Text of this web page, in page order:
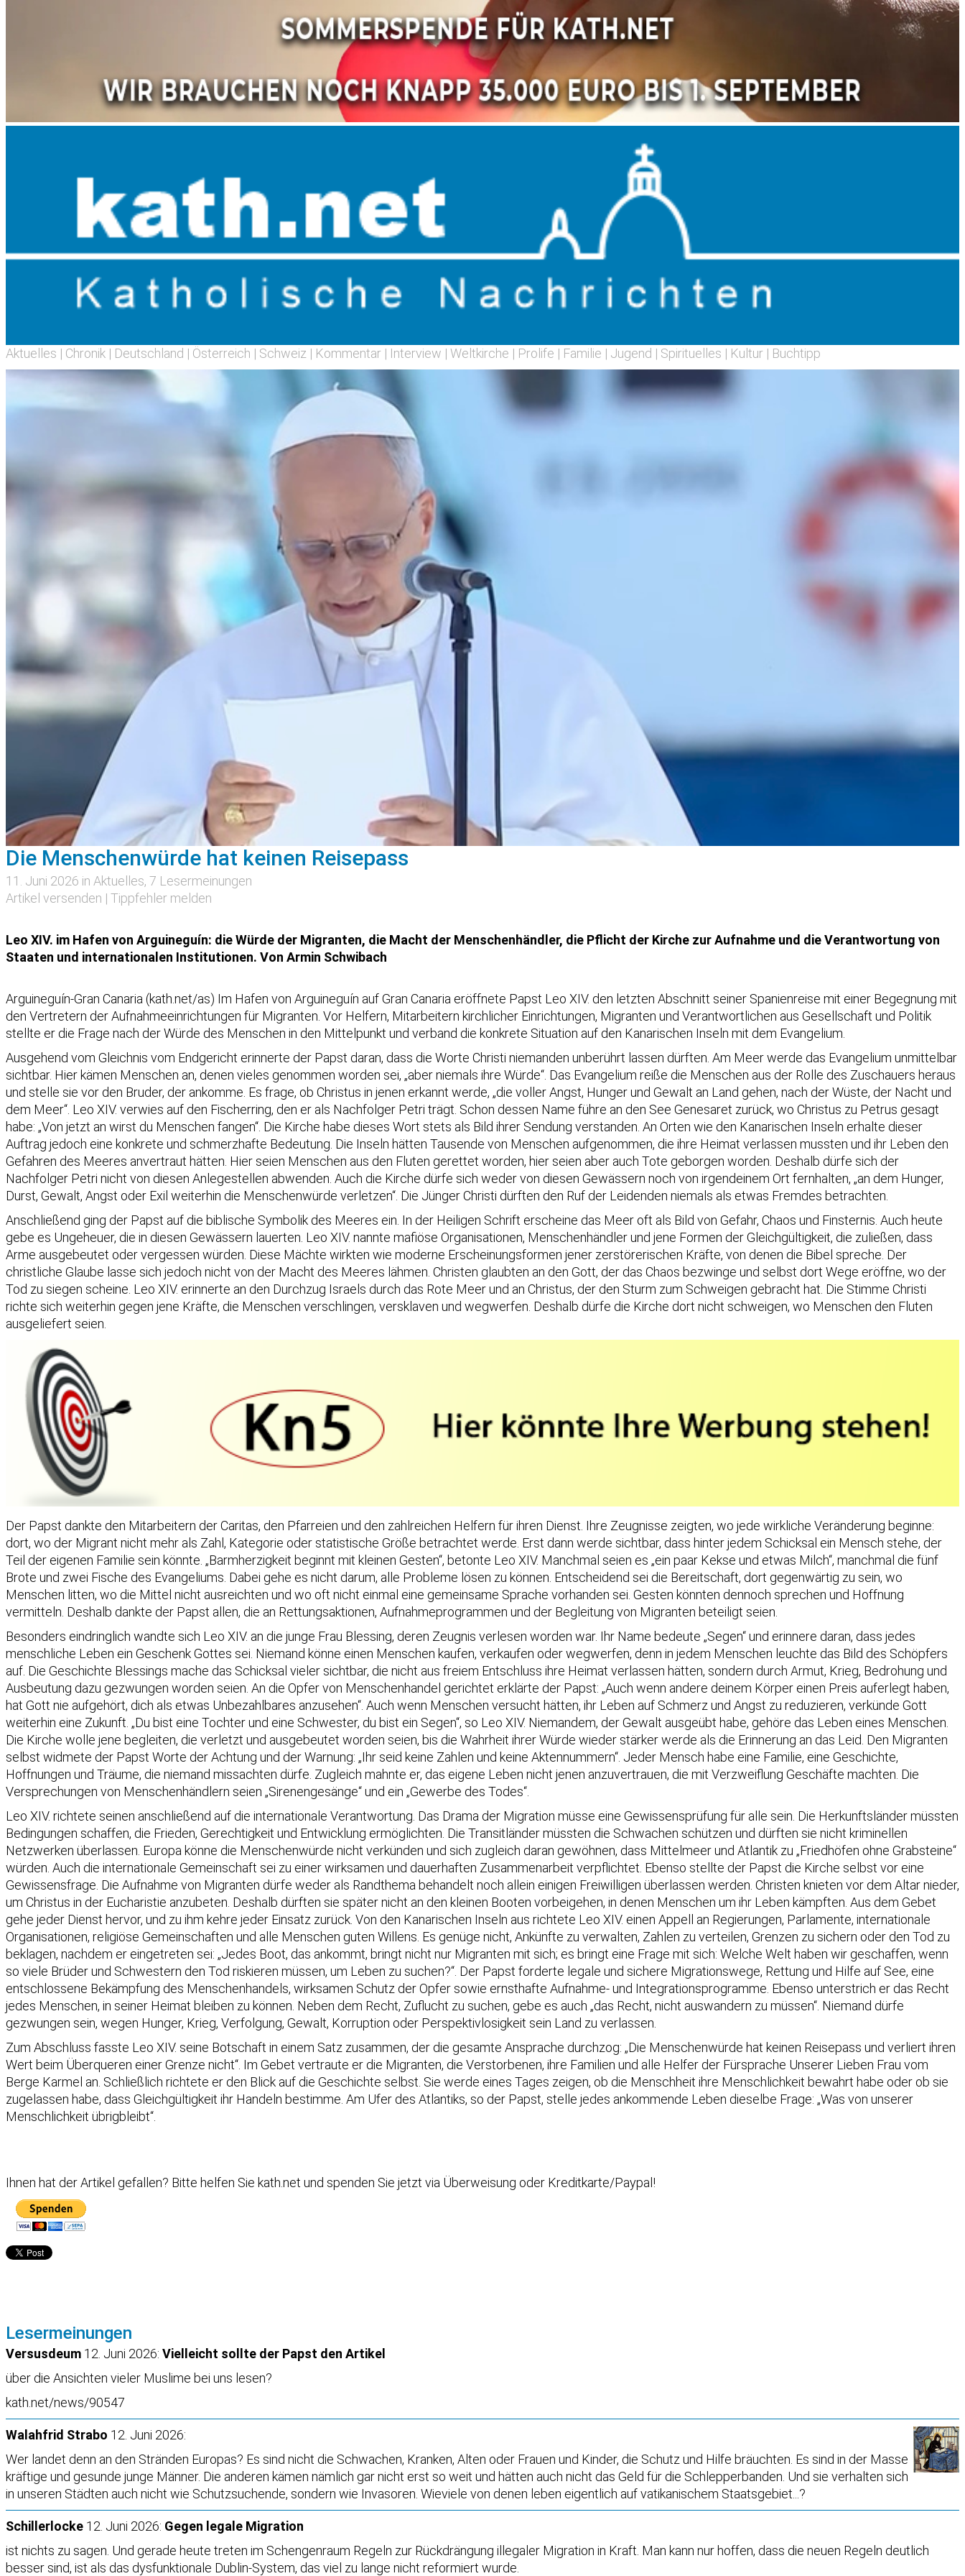
Aktuelles | Chronik | Deutschland | Österreich | Schweiz | Kommentar | Interview | Weltkirche | Prolife | Familie | Jugend | Spirituelles | Kultur | Buchtipp
Die Menschenwürde hat keinen Reisepass
11. Juni 2026 in Aktuelles, 7 Lesermeinungen
Artikel versenden | Tippfehler melden
Leo XIV. im Hafen von Arguineguín: die Würde der Migranten, die Macht der Menschenhändler, die Pflicht der Kirche zur Aufnahme und die Verantwortung von
Staaten und internationalen Institutionen. Von Armin Schwibach
Arguineguín-Gran Canaria (kath.net/as) Im Hafen von Arguineguín auf Gran Canaria eröffnete Papst Leo XIV. den letzten Abschnitt seiner Spanienreise mit einer Begegnung mit
den Vertretern der Aufnahmeeinrichtungen für Migranten. Vor Helfern, Mitarbeitern kirchlicher Einrichtungen, Migranten und Verantwortlichen aus Gesellschaft und Politik
stellte er die Frage nach der Würde des Menschen in den Mittelpunkt und verband die konkrete Situation auf den Kanarischen Inseln mit dem Evangelium.
Ausgehend vom Gleichnis vom Endgericht erinnerte der Papst daran, dass die Worte Christi niemanden unberührt lassen dürften. Am Meer werde das Evangelium unmittelbar
sichtbar. Hier kämen Menschen an, denen vieles genommen worden sei, „aber niemals ihre Würde“. Das Evangelium reiße die Menschen aus der Rolle des Zuschauers heraus
und stelle sie vor den Bruder, der ankomme. Es frage, ob Christus in jenen erkannt werde, „die voller Angst, Hunger und Gewalt an Land gehen, nach der Wüste, der Nacht und
dem Meer“. Leo XIV. verwies auf den Fischerring, den er als Nachfolger Petri trägt. Schon dessen Name führe an den See Genesaret zurück, wo Christus zu Petrus gesagt
habe: „Von jetzt an wirst du Menschen fangen“. Die Kirche habe dieses Wort stets als Bild ihrer Sendung verstanden. An Orten wie den Kanarischen Inseln erhalte dieser
Auftrag jedoch eine konkrete und schmerzhafte Bedeutung. Die Inseln hätten Tausende von Menschen aufgenommen, die ihre Heimat verlassen mussten und ihr Leben den
Gefahren des Meeres anvertraut hätten. Hier seien Menschen aus den Fluten gerettet worden, hier seien aber auch Tote geborgen worden. Deshalb dürfe sich der
Nachfolger Petri nicht von diesen Anlegestellen abwenden. Auch die Kirche dürfe sich weder von diesen Gewässern noch von irgendeinem Ort fernhalten, „an dem Hunger,
Durst, Gewalt, Angst oder Exil weiterhin die Menschenwürde verletzen“. Die Jünger Christi dürften den Ruf der Leidenden niemals als etwas Fremdes betrachten.
Anschließend ging der Papst auf die biblische Symbolik des Meeres ein. In der Heiligen Schrift erscheine das Meer oft als Bild von Gefahr, Chaos und Finsternis. Auch heute
gebe es Ungeheuer, die in diesen Gewässern lauerten. Leo XIV. nannte mafiöse Organisationen, Menschenhändler und jene Formen der Gleichgültigkeit, die zuließen, dass
Arme ausgebeutet oder vergessen würden. Diese Mächte wirkten wie moderne Erscheinungsformen jener zerstörerischen Kräfte, von denen die Bibel spreche. Der
christliche Glaube lasse sich jedoch nicht von der Macht des Meeres lähmen. Christen glaubten an den Gott, der das Chaos bezwinge und selbst dort Wege eröffne, wo der
Tod zu siegen scheine. Leo XIV. erinnerte an den Durchzug Israels durch das Rote Meer und an Christus, der den Sturm zum Schweigen gebracht hat. Die Stimme Christi
richte sich weiterhin gegen jene Kräfte, die Menschen verschlingen, versklaven und wegwerfen. Deshalb dürfe die Kirche dort nicht schweigen, wo Menschen den Fluten
ausgeliefert seien.
Der Papst dankte den Mitarbeitern der Caritas, den Pfarreien und den zahlreichen Helfern für ihren Dienst. Ihre Zeugnisse zeigten, wo jede wirkliche Veränderung beginne:
dort, wo der Migrant nicht mehr als Zahl, Kategorie oder statistische Größe betrachtet werde. Erst dann werde sichtbar, dass hinter jedem Schicksal ein Mensch stehe, der
Teil der eigenen Familie sein könnte. „Barmherzigkeit beginnt mit kleinen Gesten“, betonte Leo XIV. Manchmal seien es „ein paar Kekse und etwas Milch“, manchmal die fünf
Brote und zwei Fische des Evangeliums. Dabei gehe es nicht darum, alle Probleme lösen zu können. Entscheidend sei die Bereitschaft, dort gegenwärtig zu sein, wo
Menschen litten, wo die Mittel nicht ausreichten und wo oft nicht einmal eine gemeinsame Sprache vorhanden sei. Gesten könnten dennoch sprechen und Hoffnung
vermitteln. Deshalb dankte der Papst allen, die an Rettungsaktionen, Aufnahmeprogrammen und der Begleitung von Migranten beteiligt seien.
Besonders eindringlich wandte sich Leo XIV. an die junge Frau Blessing, deren Zeugnis verlesen worden war. Ihr Name bedeute „Segen“ und erinnere daran, dass jedes
menschliche Leben ein Geschenk Gottes sei. Niemand könne einen Menschen kaufen, verkaufen oder wegwerfen, denn in jedem Menschen leuchte das Bild des Schöpfers
auf. Die Geschichte Blessings mache das Schicksal vieler sichtbar, die nicht aus freiem Entschluss ihre Heimat verlassen hätten, sondern durch Armut, Krieg, Bedrohung und
Ausbeutung dazu gezwungen worden seien. An die Opfer von Menschenhandel gerichtet erklärte der Papst: „Auch wenn andere deinem Körper einen Preis auferlegt haben,
hat Gott nie aufgehört, dich als etwas Unbezahlbares anzusehen“. Auch wenn Menschen versucht hätten, ihr Leben auf Schmerz und Angst zu reduzieren, verkünde Gott
weiterhin eine Zukunft. „Du bist eine Tochter und eine Schwester, du bist ein Segen“, so Leo XIV. Niemandem, der Gewalt ausgeübt habe, gehöre das Leben eines Menschen.
Die Kirche wolle jene begleiten, die verletzt und ausgebeutet worden seien, bis die Wahrheit ihrer Würde wieder stärker werde als die Erinnerung an das Leid. Den Migranten
selbst widmete der Papst Worte der Achtung und der Warnung: „Ihr seid keine Zahlen und keine Aktennummern“. Jeder Mensch habe eine Familie, eine Geschichte,
Hoffnungen und Träume, die niemand missachten dürfe. Zugleich mahnte er, das eigene Leben nicht jenen anzuvertrauen, die mit Verzweiflung Geschäfte machten. Die
Versprechungen von Menschenhändlern seien „Sirenengesänge“ und ein „Gewerbe des Todes“.
Leo XIV. richtete seinen anschließend auf die internationale Verantwortung. Das Drama der Migration müsse eine Gewissensprüfung für alle sein. Die Herkunftsländer müssten
Bedingungen schaffen, die Frieden, Gerechtigkeit und Entwicklung ermöglichten. Die Transitländer müssten die Schwachen schützen und dürften sie nicht kriminellen
Netzwerken überlassen. Europa könne die Menschenwürde nicht verkünden und sich zugleich daran gewöhnen, dass Mittelmeer und Atlantik zu „Friedhöfen ohne Grabsteine“
würden. Auch die internationale Gemeinschaft sei zu einer wirksamen und dauerhaften Zusammenarbeit verpflichtet. Ebenso stellte der Papst die Kirche selbst vor eine
Gewissensfrage. Die Aufnahme von Migranten dürfe weder als Randthema behandelt noch allein einigen Freiwilligen überlassen werden. Christen knieten vor dem Altar nieder,
um Christus in der Eucharistie anzubeten. Deshalb dürften sie später nicht an den kleinen Booten vorbeigehen, in denen Menschen um ihr Leben kämpften. Aus dem Gebet
gehe jeder Dienst hervor, und zu ihm kehre jeder Einsatz zurück. Von den Kanarischen Inseln aus richtete Leo XIV. einen Appell an Regierungen, Parlamente, internationale
Organisationen, religiöse Gemeinschaften und alle Menschen guten Willens. Es genüge nicht, Ankünfte zu verwalten, Zahlen zu verteilen, Grenzen zu sichern oder den Tod zu
beklagen, nachdem er eingetreten sei: „Jedes Boot, das ankommt, bringt nicht nur Migranten mit sich; es bringt eine Frage mit sich: Welche Welt haben wir geschaffen, wenn
so viele Brüder und Schwestern den Tod riskieren müssen, um Leben zu suchen?“. Der Papst forderte legale und sichere Migrationswege, Rettung und Hilfe auf See, eine
entschlossene Bekämpfung des Menschenhandels, wirksamen Schutz der Opfer sowie ernsthafte Aufnahme- und Integrationsprogramme. Ebenso unterstrich er das Recht
jedes Menschen, in seiner Heimat bleiben zu können. Neben dem Recht, Zuflucht zu suchen, gebe es auch „das Recht, nicht auswandern zu müssen“. Niemand dürfe
gezwungen sein, wegen Hunger, Krieg, Verfolgung, Gewalt, Korruption oder Perspektivlosigkeit sein Land zu verlassen.
Zum Abschluss fasste Leo XIV. seine Botschaft in einem Satz zusammen, der die gesamte Ansprache durchzog: „Die Menschenwürde hat keinen Reisepass und verliert ihren
Wert beim Überqueren einer Grenze nicht“. Im Gebet vertraute er die Migranten, die Verstorbenen, ihre Familien und alle Helfer der Fürsprache Unserer Lieben Frau vom
Berge Karmel an. Schließlich richtete er den Blick auf die Geschichte selbst. Sie werde eines Tages zeigen, ob die Menschheit ihre Menschlichkeit bewahrt habe oder ob sie
zugelassen habe, dass Gleichgültigkeit ihr Handeln bestimme. Am Ufer des Atlantiks, so der Papst, stelle jedes ankommende Leben dieselbe Frage: „Was von unserer
Menschlichkeit übrigbleibt“.
Ihnen hat der Artikel gefallen? Bitte helfen Sie kath.net und spenden Sie jetzt via Überweisung oder Kreditkarte/Paypal!
Lesermeinungen
Versusdeum 12. Juni 2026: Vielleicht sollte der Papst den Artikel
über die Ansichten vieler Muslime bei uns lesen?
kath.net/news/90547
Walahfrid Strabo 12. Juni 2026:
Wer landet denn an den Stränden Europas? Es sind nicht die Schwachen, Kranken, Alten oder Frauen und Kinder, die Schutz und Hilfe bräuchten. Es sind in der Masse
kräftige und gesunde junge Männer. Die anderen kämen nämlich gar nicht erst so weit und hätten auch nicht das Geld für die Schlepperbanden. Und sie verhalten sich
in unseren Städten auch nicht wie Schutzsuchende, sondern wie Invasoren. Wieviele von denen leben eigentlich auf vatikanischem Staatsgebiet...?
Schillerlocke 12. Juni 2026: Gegen legale Migration
ist nichts zu sagen. Und gerade heute treten im Schengenraum Regeln zur Rückdrängung illegaler Migration in Kraft. Man kann nur hoffen, dass die neuen Regeln deutlich
besser sind, ist als das dysfunktionale Dublin-System, das viel zu lange nicht reformiert wurde.